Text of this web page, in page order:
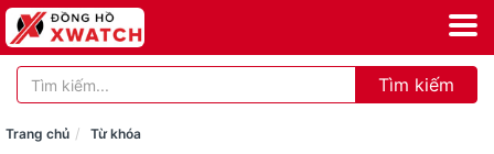
Tìm kiếm
Trang chủ Từ khóa